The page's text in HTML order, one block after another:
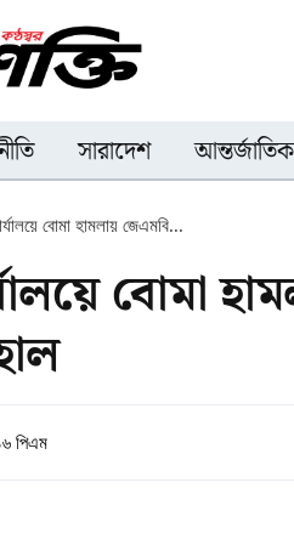
সারাদেশ আন্তর্জাতিক
বোমা হামলায় জেএমবি...
বোমা
পিএম